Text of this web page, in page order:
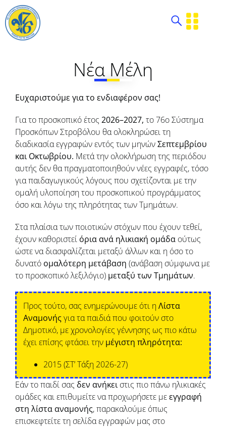
Νέα Μέλη
Ευχαριστούμε για το ενδιαφέρον σας!
Για το προσκοπικό έτος 2026–2027, το 76ο Σύστημα
Προσκόπων Στροβόλου θα ολοκληρώσει τη
διαδικασία εγγραφών εντός των μηνώνΣεπτεμβρίου
και Οκτωβρίου. Μετά την ολοκλήρωση της περιόδου
αυτής δεν θα πραγματοποιηθούν νέες εγγραφές, τόσο
για παιδαγωγικούς λόγους που σχετίζονται με την
ομαλή υλοποίηση του προσκοπικού προγράμματος
όσο και λόγω της πληρότητας των Τμημάτων.
Στα πλαίσια των ποιοτικών στόχων που έχουν τεθεί,
έχουν καθοριστεί όρια ανά ηλικιακή ομάδα ούτως
ώστε να διασφαλίζεται μεταξύ άλλων και η όσο το
δυνατό ομαλότερη μετάβαση (ανάβαση σύμφωνα με
το προσκοπικό λεξιλόγιο) μεταξύ των Τμημάτων.
Προς τούτο, σας ενημερώνουμε ότι ηΛίστα
Αναμονήςγια τα παιδιά που φοιτούν στο
Δημοτικό, με χρονολογίες γέννησης ως πιο κάτω
έχει επίσης φτάσει την μέγιστη πληρότητα:
2015 (ΣΤ’ Τάξη 2026-27)
Εάν το παιδί σας δεν ανήκειστις πιο πάνω ηλικιακές
ομάδες και επιθυμείτε να προχωρήσετε μεεγγραφή
στη λίστα αναμονής, παρακαλούμε όπως
επισκεφτείτε τη σελίδα εγγραφών μας στο